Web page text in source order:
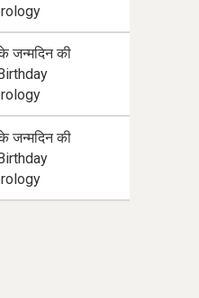
की
की